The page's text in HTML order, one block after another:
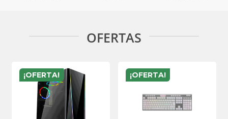
OFERTAS
¡OFERTA! ¡OFERTA!